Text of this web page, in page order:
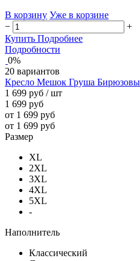
В корзину Уже в корзине
−
+
Купить Подробнее
Подробности
0%
20 вариантов
Кресло Мешок Груша
1 699 руб / шт
1 699 руб
от 1 699 руб
от 1 699 руб
Размер
XL
2XL
3XL
4XL
5XL
-
Наполнитель
Классический